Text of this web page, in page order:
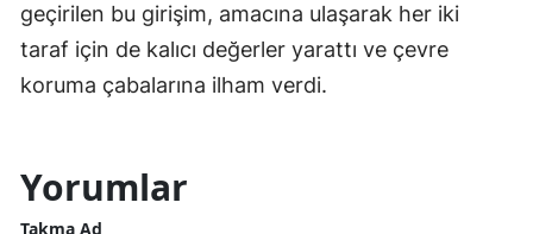
geçirilen bu girişim, amacına ulaşarak her iki
taraf için de kalıcı değerler yarattı ve çevre
koruma çabalarına ilham verdi.
Yorumlar
Takma Ad